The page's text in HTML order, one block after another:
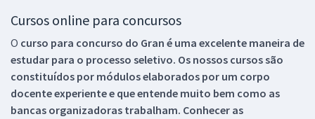
Cursos online para concursos
O curso para concurso do Gran é uma excelente maneira de
estudar para o processo seletivo. Os nossos cursos são
constituídos por módulos elaborados por um corpo
docente experiente e que entende muito bem como as
bancas organizadoras trabalham. Conhecer as